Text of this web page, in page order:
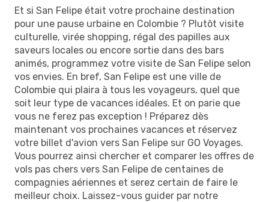
Et si San Felipe était votre prochaine destination
pour une pause urbaine en Colombie ? Plutôt visite
culturelle, virée shopping, régal des papilles aux
saveurs locales ou encore sortie dans des bars
animés, programmez votre visite de San Felipe selon
vos envies. En bref, San Felipe est une ville de
Colombie qui plaira à tous les voyageurs, quel que
soit leur type de vacances idéales. Et on parie que
vous ne ferez pas exception ! Préparez dès
maintenant vos prochaines vacances et réservez
votre billet d'avion vers San Felipe sur GO Voyages.
Vous pourrez ainsi chercher et comparer les offres de
vols pas chers vers San Felipe de centaines de
compagnies aériennes et serez certain de faire le
meilleur choix. Laissez-vous guider par notre